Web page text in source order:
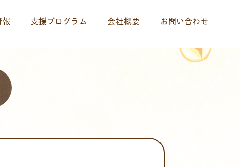
支援プログラム 会社概要 お問い合わせ